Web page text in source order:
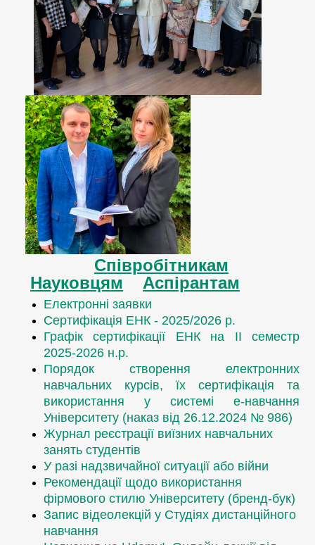
Співробітникам
Науковцям
Аспірантам
Електронні заявки
Сертифікація ЕНК - 2025/2026 р.
Графік сертифікації ЕНК на ІІ семестр
2025-2026 н.р.
Порядок створення електронних
навчальних курсів, їх сертифікація та
використання у системі е-навчання
Університету (наказ від 26.12.2024 № 986)
Журнал реєстрації виїзних навчальних
занять студентів
У разі надзвичайної ситуації або війни
Рекомендації щодо використання
фірмового стилю Університету (бренд-бук)
Запис відеолекцій у Студіях дистанційного
навчання